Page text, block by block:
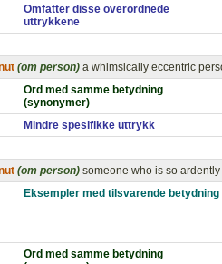
Omfatter disse overordnede
uttrykkene
(om person) a whimsically eccentric
Ord med samme betydning
(synonymer)
Mindre spesifikke uttrykk
(om person) someone who is so
Eksempler med tilsvarende betydning
Ord med samme betydning